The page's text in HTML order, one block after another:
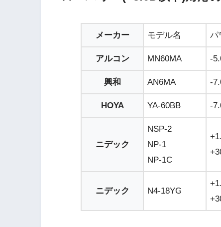
メーカー モデル名 パ
アルコン MN60MA -
興和 AN6MA -
HOYA YA-60BB -
ニデック
NSP-2
NP-1
NP-1C
ニデック N4-18YG